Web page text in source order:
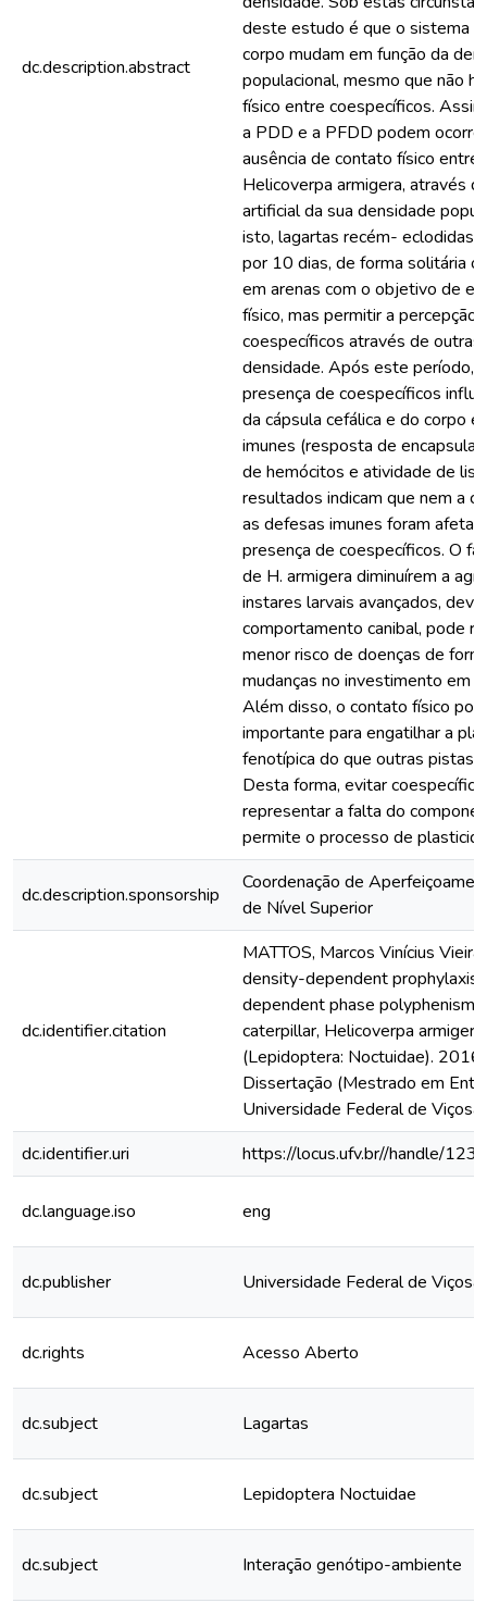
dc.description.abstract
deste estudo é que o sistema
corpo mudam em função da
populacional, mesmo que não
físico entre coespecíficos.
a PDD e a PFDD podem
ausência de contato físico entre
Helicoverpa armigera, através
artificial da sua densidade
isto, lagartas recém- eclodidas
por 10 dias, de forma solitária
em arenas com o objetivo de
físico, mas permitir a percepção
coespecíficos através de
densidade. Após este período,
presença de coespecíficos
da cápsula cefálica e do corpo
imunes (resposta de
de hemócitos e atividade de
resultados indicam que nem a
as defesas imunes foram
presença de coespecíficos. O
de H. armigera diminuírem a
instares larvais avançados,
comportamento canibal, pode
menor risco de doenças de
mudanças no investimento em
Além disso, o contato físico
importante para engatilhar a
fenotípica do que outras pistas
Desta forma, evitar
representar a falta do
permite o processo de
dc.description.sponsorship
Coordenação de
de Nível Superior
dc.identifier.citation
MATTOS, Marcos Vinícius
density-dependent prophylaxis
dependent phase polyphenism
caterpillar, Helicoverpa
(Lepidoptera: Noctuidae).
Dissertação (Mestrado em
Universidade Federal de
dc.identifier.uri
https://locus.ufv.br//handle/
dc.language.iso eng
dc.publisher Universidade Federal de Viçosa
dc.rights Acesso Aberto
dc.subject Lagartas
dc.subject Lepidoptera Noctuidae
dc.subject Interação genótipo-ambiente